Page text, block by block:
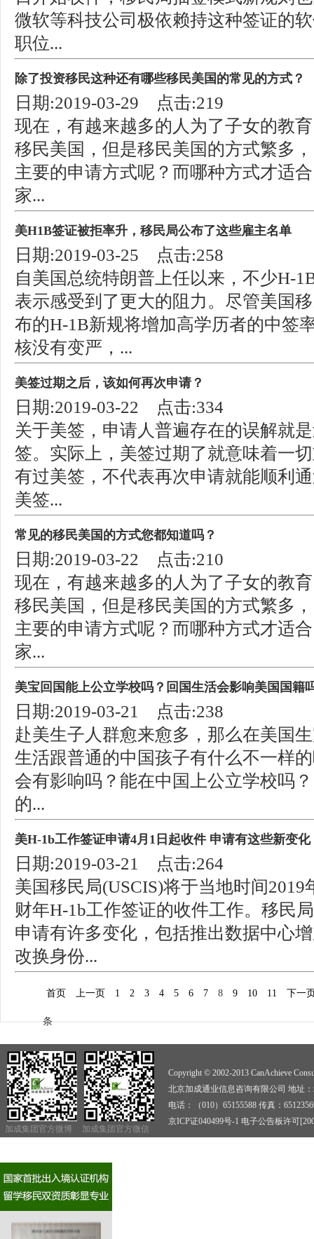
微软等科技公司极依赖持这种签证的
职位...
除了投资移民这种还有哪些移民美国的常见的方式？
日期:2019-03-29 点击:219
现在，有越来越多的人为了子女的教
移民美国，但是移民美国的方式繁多
主要的申请方式呢？而哪种方式才适
家...
美H1B签证被拒率升，移民局公布了这些雇主名单
日期:2019-03-25 点击:258
自美国总统特朗普上任以来，不少H-
表示感受到了更大的阻力。尽管美国
布的H-1B新规将增加高学历者的中签
核没有变严，...
美签过期之后，该如何再次申请？
日期:2019-03-22 点击:334
关于美签，申请人普遍存在的误解就
签。实际上，美签过期了就意味着一
有过美签，不代表再次申请就能顺利
美签...
常见的移民美国的方式您都知道吗？
日期:2019-03-22 点击:210
现在，有越来越多的人为了子女的教
移民美国，但是移民美国的方式繁多
主要的申请方式呢？而哪种方式才适
家...
美宝回国能上公立学校吗？回国生活会影响美国国籍
日期:2019-03-21 点击:238
赴美生子人群愈来愈多，那么在美国
生活跟普通的中国孩子有什么不一样
会有影响吗？能在中国上公立学校吗
的...
美H-1b工作签证申请4月1日起收件 申请有这些新变化
日期:2019-03-21 点击:264
美国移民局(USCIS)将于当地时间2019
财年H-1b工作签证的收件工作。移民
申请有许多变化，包括推出数据中心
改换身份...
首页 上一页 1 2 3 4 5 6 7 8 9 10 11 下一
条
加成集团官方微博 加成集团官方微信
Copyright © 2002-2013 CanAchieve
北京加成通业信息咨询有限公司 地址
电话：（010）65155588 传真：
京ICP证040499号-1 电子公告板许可